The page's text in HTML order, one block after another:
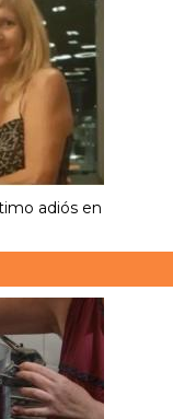
adiós en